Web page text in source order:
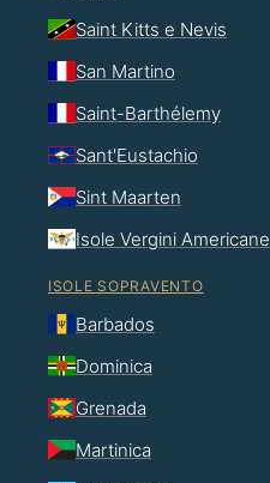
Saint Kitts e Nevis
San Martino
Saint-Barthélemy
Sant'Eustachio
Sint Maarten
Isole Vergini Americane
ISOLE SOPRAVENTO
Barbados
Dominica
Grenada
Martinica